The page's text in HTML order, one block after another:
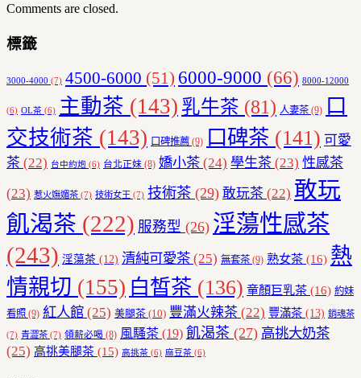
Comments are closed.
標籤
3000-4000 (7) 4500-6000 (51) 6000-9000 (66) 8000-12000
(6) OL茶 (6) 主動茶 (143) 乳牛茶 (81) 人妻茶 (9)
口
交技術茶 (143) 口碑推薦 (9) 口碑茶 (141) 可愛
茶 (22) 台中約炮 (6) 台北正妹 (8) 嬌小茶 (24) 學生茶 (23) 性感茶
(23) 惹火嫵媚茶 (7) 技術女王 (7) 技術茶 (29) 敢玩茶 (22) 敢玩
飢渴茶 (222) 服務型 (26) 淫蕩性感茶
(243) 淫蕩茶 (12) 清純可愛茶 (25) 無套茶 (9) 熟女茶 (16) 熱
情親切 (155) 白皙茶 (136) 童顏巨乳茶 (16) 約妹
看照 (9) 紅人館 (25) 美腿茶 (10) 豐滿火辣茶 (22) 豐滿茶 (13) 銷魂茶
(7) 青澀茶 (7) 領薪必喝 (8) 風騷茶 (19) 飢渴茶 (27) 高挑大奶茶
(25) 高挑美腿茶 (15) 高挑茶 (6) 麻豆茶 (6)